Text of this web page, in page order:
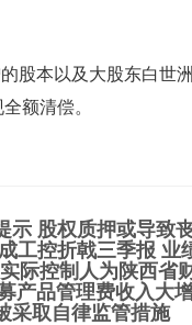
股本以及大股东白世
额清偿。
示 股权质押或导致
工控折戟三季报 业
际控制人为陕西省
产品管理费收入大
采取自律监管措施